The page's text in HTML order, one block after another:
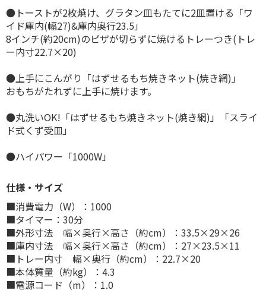
●トーストが2枚焼け、グラタン皿もたてに2皿置ける「ワ
イド庫内(幅27)&庫内奥行23.5」
8インチ(約20cm)のピザが切らずに焼けるトレーつき(トレ
ー内寸22.7×20)
●上手にこんがり「はずせるもち焼きネット(焼き網)」
おもちがたれずに上手に焼けます。
●丸洗いOK!「はずせるもち焼きネット(焼き網)」「スライ
ド式くず受皿」
●ハイパワー「1000W」
仕様・サイズ
■消費電力（W）：1000
■タイマー：30分
■外形寸法 幅×奥行×高さ（約cm）：33.5×29×26
■庫内寸法 幅×奥行×高さ（約cm）：27×23.5×11
■トレー内寸 幅×奥行（約cm）：22.7×20
■本体質量（約kg）：4.3
■電源コード（m）：1.0